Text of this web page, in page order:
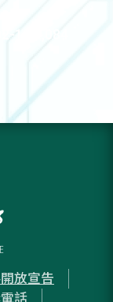
13:2,084
放宣告
話